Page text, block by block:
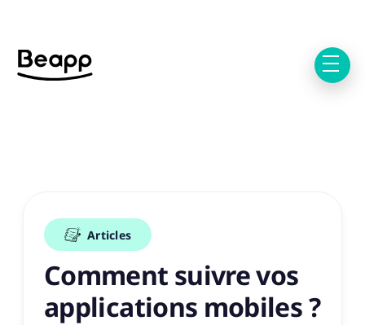
Articles
Comment suivre vos
applications mobiles ?